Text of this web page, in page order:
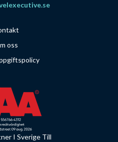
oss
I Sverige Till